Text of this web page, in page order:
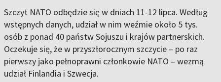
Szczyt NATO odbędzie się w dniach 11-12 lipca. Według
wstępnych danych, udział w nim weźmie około 5 tys.
osób z ponad 40 państw Sojuszu i krajów partnerskich.
Oczekuje się, że w przyszłorocznym szczycie – po raz
pierwszy jako pełnoprawni członkowie NATO – wezmą
udział Finlandia i Szwecja.